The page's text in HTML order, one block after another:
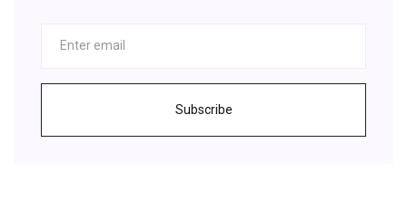
Subscribe